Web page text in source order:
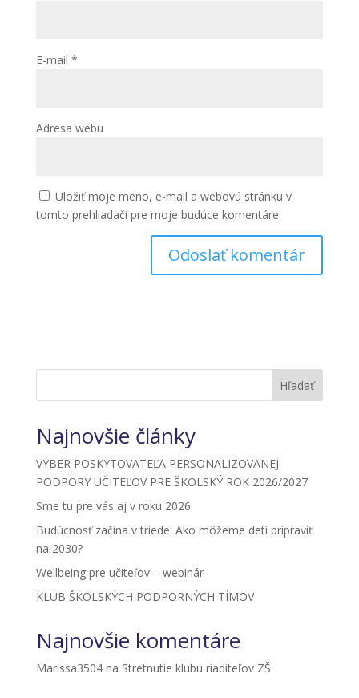
E-mail *
Adresa webu
Uložiť moje meno, e-mail a webovú stránku v
tomto prehliadači pre moje budúce komentáre.
Hľadať
Najnovšie články
VÝBER POSKYTOVATEĽA PERSONALIZOVANEJ
PODPORY UČITEĽOV PRE ŠKOLSKÝ ROK 2026/2027
Sme tu pre vás aj v roku 2026
Budúcnosť začína v triede: Ako môžeme deti pripraviť
na 2030?
Wellbeing pre učiteľov – webinár
KLUB ŠKOLSKÝCH PODPORNÝCH TÍMOV
Najnovšie komentáre
Marissa3504na Stretnutie klubu riaditeľov ZŠ